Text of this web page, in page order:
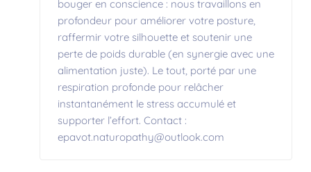
bouger en conscience : nous travaillons en
profondeur pour améliorer votre posture,
raffermir votre silhouette et soutenir une
perte de poids durable (en synergie avec une
alimentation juste). Le tout, porté par une
respiration profonde pour relâcher
instantanément le stress accumulé et
supporter l’effort. Contact :
epavot.naturopathy@outlook.com